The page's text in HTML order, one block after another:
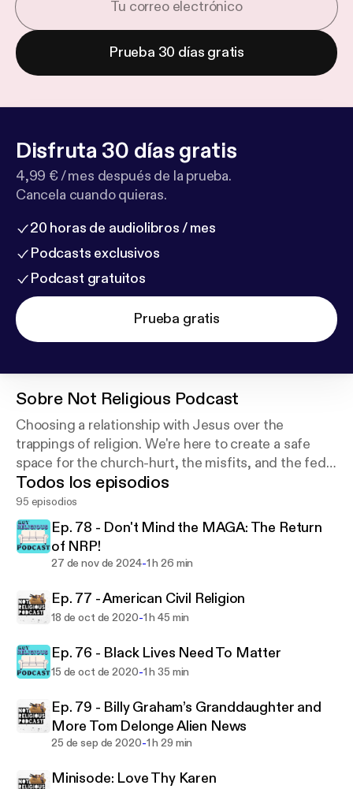
Prueba 30 días gratis
Disfruta 30 días gratis
4,99 € / mes después de la prueba.
Cancela cuando quieras.
20 horas de audiolibros / mes
Podcasts exclusivos
Podcast gratuitos
Prueba gratis
Sobre Not Religious Podcast
Choosing a relationship with Jesus over the
trappings of religion. We're here to create a safe
space for the church-hurt, the misfits, and the fed-
up. We also love conspiracy theories. 🛸
Todos los episodios
95 episodios
Ep. 78 - Don't Mind the MAGA: The Return
of NRP!
27 de nov de 2024-1 h 26 min
Ep. 77 - American Civil Religion
18 de oct de 2020-1 h 45 min
Ep. 76 - Black Lives Need To Matter
15 de oct de 2020-1 h 35 min
Ep. 79 - Billy Graham’s Granddaughter and
More Tom Delonge Alien News
25 de sep de 2020-1 h 29 min
Minisode: Love Thy Karen